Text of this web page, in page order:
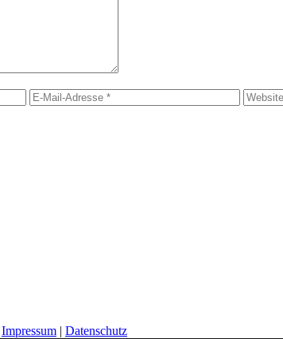
E-
Mail-
Website
Impressum | Datenschutz